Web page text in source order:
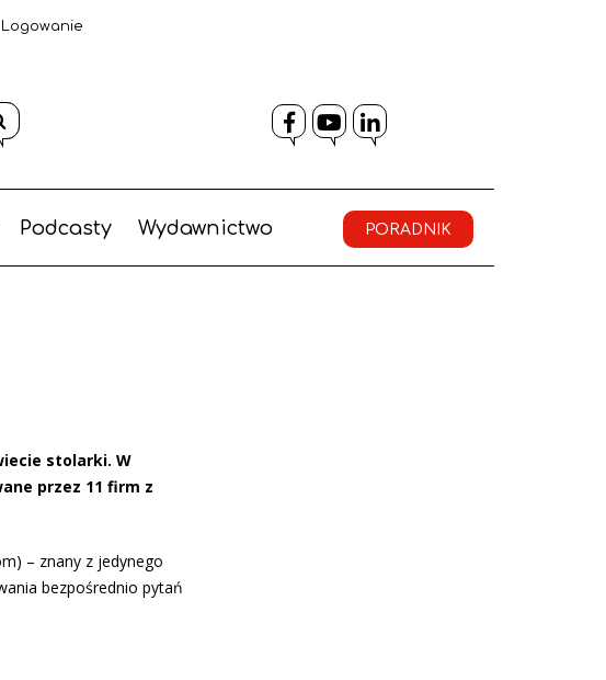
Logowanie
Facebook
YouTube
LinkedIn
Podcasty Wydawnictwo PORADNIK
stolarki. W
przez 11 firm z
– znany z jedynego
bezpośrednio pytań